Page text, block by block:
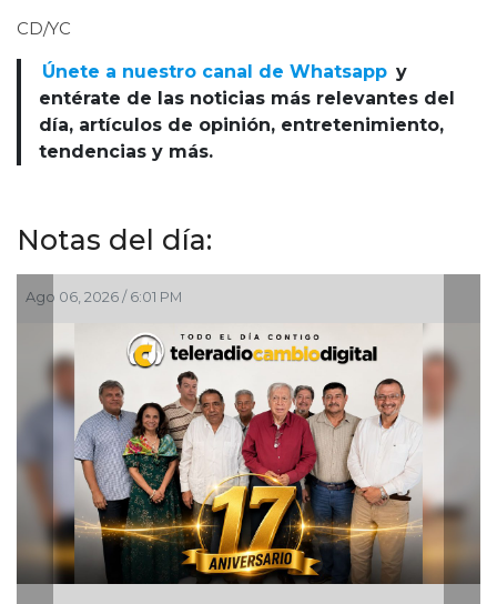
CD/YC
Únete a nuestro canal de Whatsapp y
entérate de las noticias más relevantes del
día, artículos de opinión, entretenimiento,
tendencias y más.
Notas del día:
Ago 06, 2026 / 2:45 PM